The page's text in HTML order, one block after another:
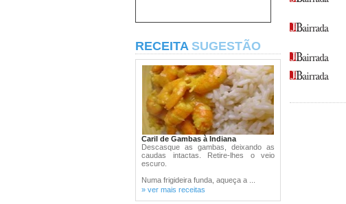
RECEITA SUGESTÃO
Caril de Gambas à Indiana
Descasque as gambas, deixando as
caudas intactas. Retire-lhes o veio
escuro.
Numa frigideira funda, aqueça a ...
» ver mais receitas